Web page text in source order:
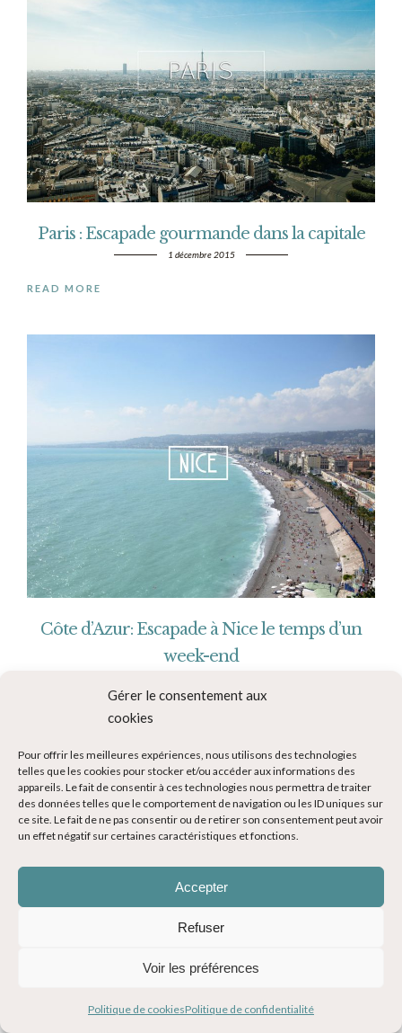
Gérer le consentement aux
cookies
Pour offrir les meilleures expériences, nous utilisons des technologies
telles que les cookies pour stocker et/ou accéder aux informations des
appareils. Le fait de consentir à ces technologies nous permettra de traiter
des données telles que le comportement de navigation ou les ID uniques sur
ce site. Le fait de ne pas consentir ou de retirer son consentement peut avoir
un effet négatif sur certaines caractéristiques et fonctions.
Accepter
Refuser
Voir les préférences
Politique de cookiesPolitique de confidentialité
Paris : Escapade gourmande dans la capitale
1 décembre 2015
READ MORE
Côte d’Azur: Escapade à Nice le temps d’un
week-end